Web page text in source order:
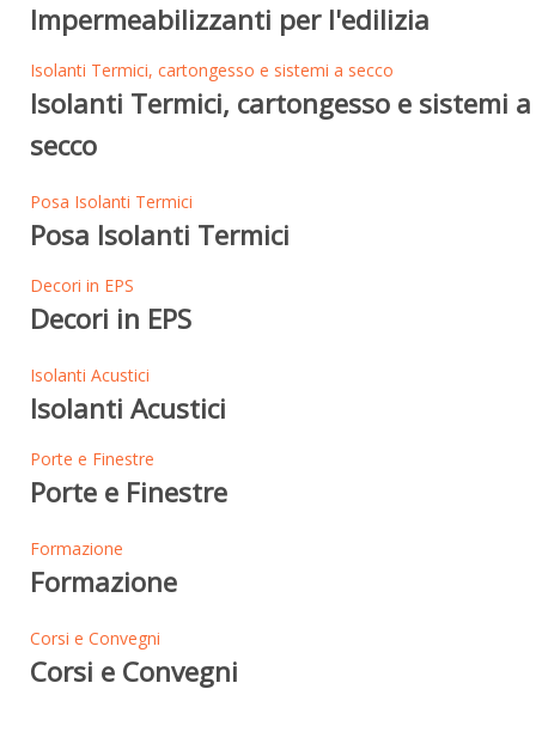
Impermeabilizzanti per l'edilizia
Isolanti Termici, cartongesso e sistemi a secco
Isolanti Termici, cartongesso e sistemi a
secco
Posa Isolanti Termici
Posa Isolanti Termici
Decori in EPS
Decori in EPS
Isolanti Acustici
Isolanti Acustici
Porte e Finestre
Porte e Finestre
Formazione
Formazione
Corsi e Convegni
Corsi e Convegni